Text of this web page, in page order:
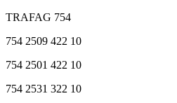
TRAFAG 754
754 2509 422 10
754 2501 422 10
754 2531 322 10